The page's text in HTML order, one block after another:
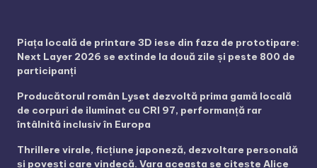
Piața locală de printare 3D iese din faza de prototipare:
Next Layer 2026 se extinde la două zile și peste 800 de
participanți
Producătorul român Lyset dezvoltă prima gamă locală
de corpuri de iluminat cu CRI 97, performanță rar
întâlnită inclusiv în Europa
Thrillere virale, ficțiune japoneză, dezvoltare personală
și povești care vindecă. Vara aceasta se citește Alice